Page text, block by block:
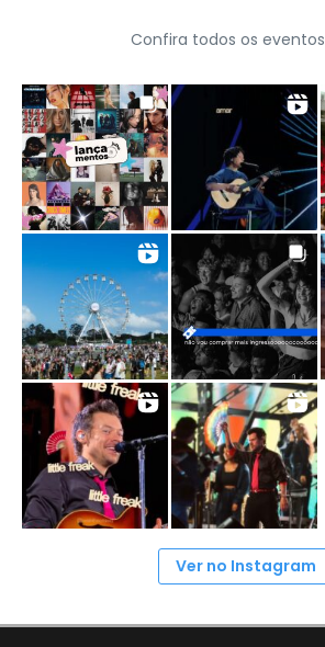
Confira todos os eventos
Ver no Instagram